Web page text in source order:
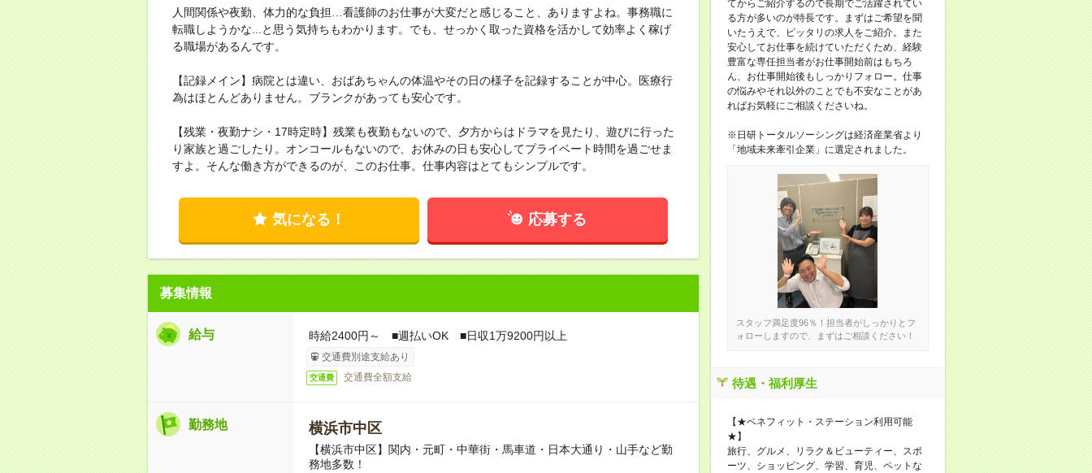
人間関係や夜勤、体力的な負担…看護師のお仕事が大変だと感じること、ありますよね。事務職に
転職しようかな...と思う気持ちもわかります。でも、せっかく取った資格を活かして効率よく稼げ
る職場があるんです。
【記録メイン】病院とは違い、おばあちゃんの体温やその日の様子を記録することが中心。医療行
為はほとんどありません。ブランクがあっても安心です。
【残業・夜勤ナシ・17時定時】残業も夜勤もないので、夕方からはドラマを見たり、遊びに行った
り家族と過ごしたり。オンコールもないので、お休みの日も安心してプライベート時間を過ごせま
すよ。そんな働き方ができるのが、このお仕事。仕事内容はとてもシンプルです。
気になる！ 応募する
募集情報
給与 時給2400円～ ■週払いOK ■日収1万9200円以上
交通費別途支給あり
交通費 交通費全額支給
勤務地 横浜市中区
【横浜市中区】関内・元町・中華街・馬車道・日本大通り・山手など勤
務地多数！
てからご紹介するので長期でご活躍されてい
る方が多いのが特長です。まずはご希望を聞
いたうえで、ピッタリの求人をご紹介。また
安心してお仕事を続けていただくため、経験
豊富な専任担当者がお仕事開始前はもちろ
ん、お仕事開始後もしっかりフォロー。仕事
の悩みやそれ以外のことでも不安なことがあ
ればお気軽にご相談くださいね。
※日研トータルソーシングは経済産業省より
「地域未来牽引企業」に選定されました。
スタッフ満足度96％！担当者がしっかりとフ
ォローしますので、まずはご相談ください！
待遇・福利厚生
【★ベネフィット・ステーション利用可能
★】
旅行、グルメ、リラク＆ビューティー、スポ
ーツ、ショッピング、学習、育児、ペットな